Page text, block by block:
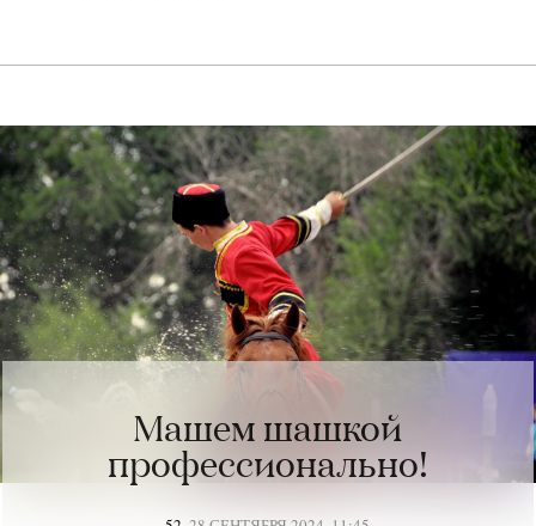
Машем шашкой
профессионально!